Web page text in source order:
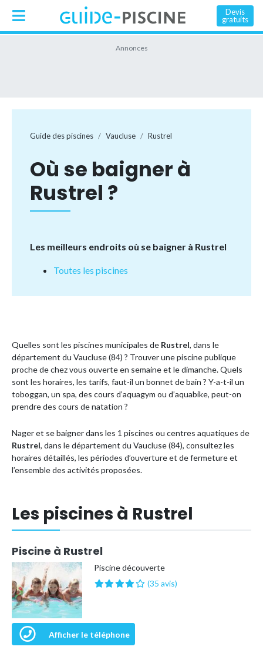
Devis
gratuits
Guide des piscines Vaucluse Rustrel
Où se baigner à
Rustrel ?
Les meilleurs endroits où se baigner à Rustrel
Toutes les piscines
Quelles sont les piscines municipales de Rustrel, dans le
département du Vaucluse (84) ? Trouver une piscine publique
proche de chez vous ouverte en semaine et le dimanche. Quels
sont les horaires, les tarifs, faut-il un bonnet de bain ? Y-a-t-il un
toboggan, un spa, des cours d’aquagym ou d’aquabike, peut-on
prendre des cours de natation ?
Nager et se baigner dans les 1 piscines ou centres aquatiques de
Rustrel, dans le département du Vaucluse (84), consultez les
horaires détaillés, les périodes d’ouverture et de fermeture et
l’ensemble des activités proposées.
Les piscines à Rustrel
Piscine à Rustrel
Piscine découverte
(35 avis)
Afficher le téléphone